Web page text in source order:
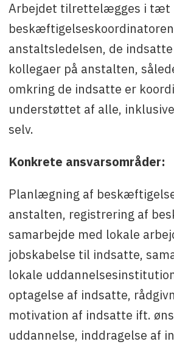
Arbejdet tilrettelægges i tæt
anstaltsledelsen, de indsatte
kollegaer på anstalten,
omkring de indsatte er
understøttet af alle,
selv.
Konkrete ansvarsområder:
Planlægning af
anstalten, registrering af
samarbejde med lokale
jobskabelse til indsatte,
lokale
optagelse af indsatte,
motivation af indsatte ift.
uddannelse, inddragelse af